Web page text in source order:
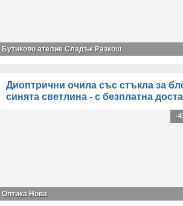
Бутиково ателие Сладък Разкош
Диоптрични очила със стъкла за
синята светлина - с безплатна
-
Оптика Нова